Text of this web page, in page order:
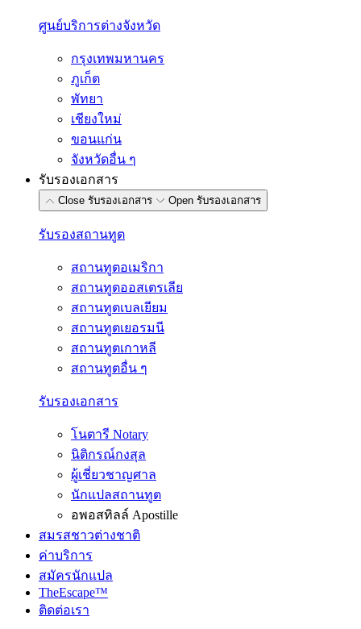
ศูนย์บริการต่างจังหวัด
กรุงเทพมหานคร
ภูเก็ต
พัทยา
เชียงใหม่
ขอนแก่น
จังหวัดอื่น ๆ
รับรองเอกสาร
Close รับรองเอกสาร Open รับรองเอกสาร
รับรองสถานทูต
สถานทูตอเมริกา
สถานทูตออสเตรเลีย
สถานทูตเบลเยียม
สถานทูตเยอรมนี
สถานทูตเกาหลี
สถานทูตอื่น ๆ
รับรองเอกสาร
โนตารี Notary
นิติกรณ์กงสุล
ผู้เชี่ยวชาญศาล
นักแปลสถานทูต
อพอสทิลล์ Apostille
สมรสชาวต่างชาติ
ค่าบริการ
สมัครนักแปล
TheEscape™
ติดต่อเรา